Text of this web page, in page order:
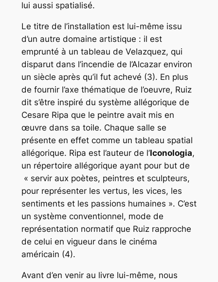
lui aussi spatialisé.
Le titre de l’installation est lui-même issu
d’un autre domaine artistique : il est
emprunté à un tableau de Velazquez, qui
disparut dans l’incendie de l’Alcazar environ
un siècle après qu’il fut achevé (3). En plus
de fournir l’axe thématique de l’oeuvre, Ruiz
dit s’être inspiré du système allégorique de
Cesare Ripa que le peintre avait mis en
œuvre dans sa toile. Chaque salle se
présente en effet comme un tableau spatial
allégorique. Ripa est l’auteur de l’Iconologia,
un répertoire allégorique ayant pour but de
« servir aux poètes, peintres et sculpteurs,
pour représenter les vertus, les vices, les
sentiments et les passions humaines ». C’est
un système conventionnel, mode de
représentation normatif que Ruiz rapproche
de celui en vigueur dans le cinéma
américain (4).
Avant d’en venir au livre lui-même, nous